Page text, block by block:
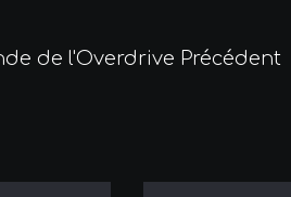
de l'Overdrive Précédent